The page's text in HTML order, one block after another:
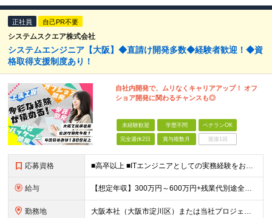
正社員 自己PR不要
システムスクエア株式会社
システムエンジニア【大阪】◆直請け開発多数◆経験者歓迎！◆資
格取得支援制度あり！
自社内開発で、ムリなくキャリアアップ！ オフ
ショア開発に関わるチャンスも◎
未経験歓迎 学歴不問 ベテランOK
完全週休2日 賞与複数月 面接1回
応募資格 ■高卒以上 ■ITエンジニアとしての実務経験をお持ちの方 ⇒インフラ、開発問わず、何らかの技術経験をお持ちの方を想定しています。 ★「学ぶ意欲がある方」であれば、未経験の方も大歓迎！ ※スキルチェ
給与 【想定年収】300万円～600万円+残業代別途全額支給+賞与年2回他 月給22万円～ ※みなし残業ではございません。残業代別途全額支給です。 (働かれた分は全額支給させて頂きます。) ※
勤務地 大阪本社（大阪市淀川区）または当社プロジェクト先 ※UIターン歓迎 ＜配属先について＞ ビルを1棟借上げのオフィスで、多数の開発エンジニアが在籍。 20代～40代が中心で、女性エンジニアも多く活躍